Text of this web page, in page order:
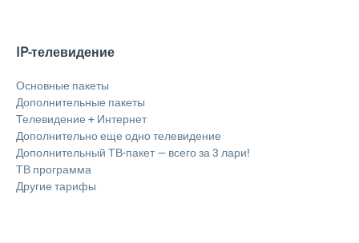
IP-телевидение
Основные пакеты
Дополнительные пакеты
Телевидение + Интернет
Дополнительно еще одно телевидение
Дополнительный ТВ-пакет — всего за 3 лари!
ТВ программа
Другие тарифы